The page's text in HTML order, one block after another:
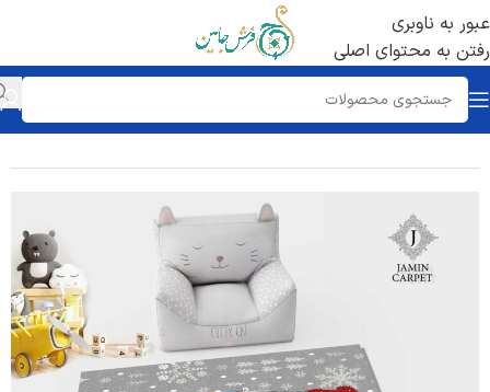
عبور به ناوبری
رفتن به محتوای اصلی
خانه/رنگ/فیلی